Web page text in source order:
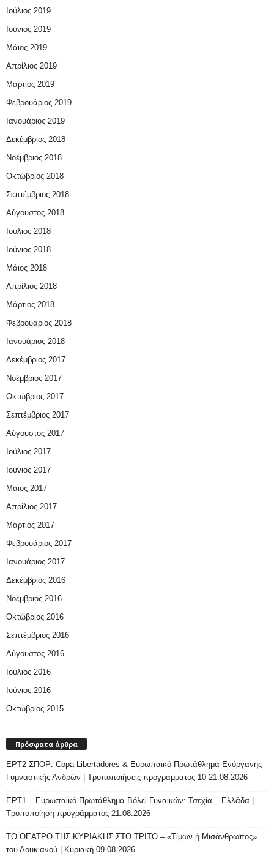
Ιούλιος 2019
Ιούνιος 2019
Μάιος 2019
Απρίλιος 2019
Μάρτιος 2019
Φεβρουάριος 2019
Ιανουάριος 2019
Δεκέμβριος 2018
Νοέμβριος 2018
Οκτώβριος 2018
Σεπτέμβριος 2018
Αύγουστος 2018
Ιούλιος 2018
Ιούνιος 2018
Μάιος 2018
Απρίλιος 2018
Μάρτιος 2018
Φεβρουάριος 2018
Ιανουάριος 2018
Δεκέμβριος 2017
Νοέμβριος 2017
Οκτώβριος 2017
Σεπτέμβριος 2017
Αύγουστος 2017
Ιούλιος 2017
Ιούνιος 2017
Μάιος 2017
Απρίλιος 2017
Μάρτιος 2017
Φεβρουάριος 2017
Ιανουάριος 2017
Δεκέμβριος 2016
Νοέμβριος 2016
Οκτώβριος 2016
Σεπτέμβριος 2016
Αύγουστος 2016
Ιούλιος 2016
Ιούνιος 2016
Οκτώβριος 2015
Πρόσφατα άρθρα
ΕΡΤ2 ΣΠΟΡ: Copa Libertadores & Ευρωπαϊκό Πρωτάθλημα Ενόργανης
Γυμναστικής Ανδρών | Τροποποιήσεις προγράμματος 10-21.08.2026
ΕΡΤ1 – Ευρωπαϊκό Πρωτάθλημα Βόλεϊ Γυναικών: Τσεχία – Ελλάδα |
Τροποποίηση προγράμματος 21.08.2026
ΤΟ ΘΕΑΤΡΟ ΤΗΣ ΚΥΡΙΑΚΗΣ ΣΤΟ ΤΡΙΤΟ – «Τίμων ή Μισάνθρωπος»
του Λουκιανού | Κυριακή 09.08.2026